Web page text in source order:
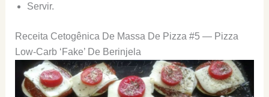
Servir.
Receita Cetogênica De Massa De Pizza #5 — Pizza
Low-Carb ‘Fake’ De Berinjela